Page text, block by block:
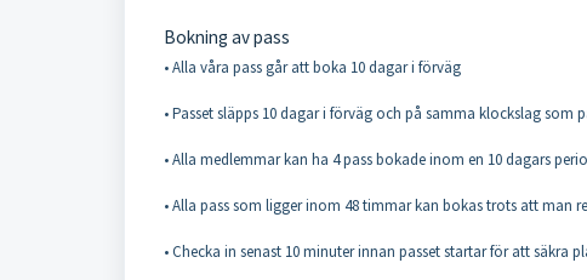
Bokning av pass
• Alla våra pass går att boka 10 dagar i förväg
• Passet släpps 10 dagar i förväg och på samma klockslag som
• Alla medlemmar kan ha 4 pass bokade inom en 10 dagars
• Alla pass som ligger inom 48 timmar kan bokas trots att man
• Checka in senast 10 minuter innan passet startar för att säkra